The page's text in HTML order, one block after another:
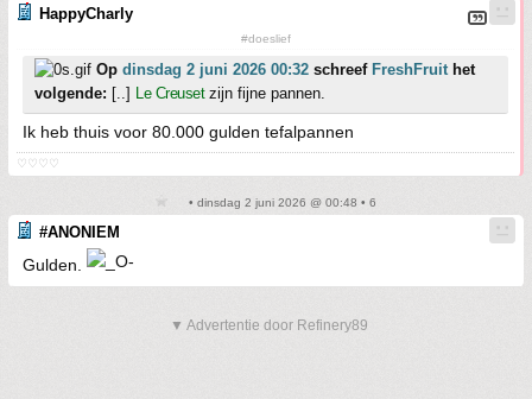
HappyCharly
#doeslief
Op dinsdag 2 juni 2026 00:32 schreef FreshFruithet
volgende: [..] Le Creusetzijn fijne pannen.
Ik heb thuis voor 80.000 gulden tefalpannen
♡♡♡♡
• dinsdag 2 juni 2026 @ 00:48 • 6
#ANONIEM
Gulden.
▼ Advertentie door Refinery89